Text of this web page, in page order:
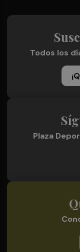
Todos los
Plaza